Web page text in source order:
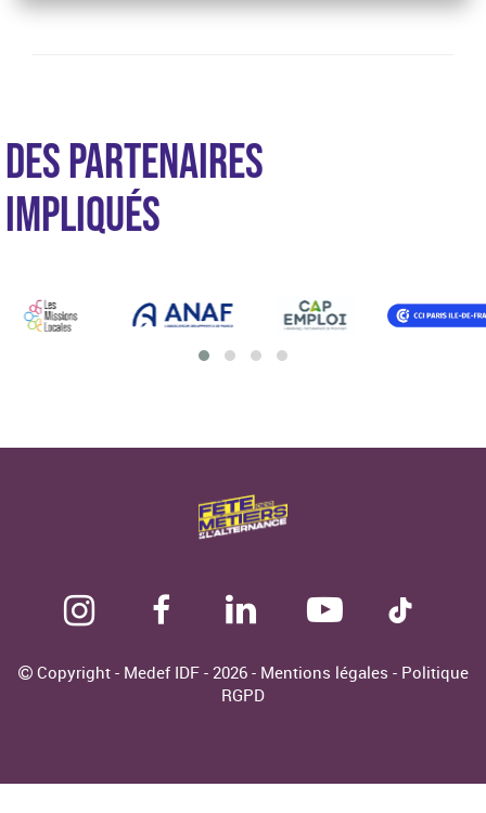
DES PARTENAIRES
IMPLIQUÉS
Copyright - Medef IDF - 2026 - Mentions légales - Politique
RGPD